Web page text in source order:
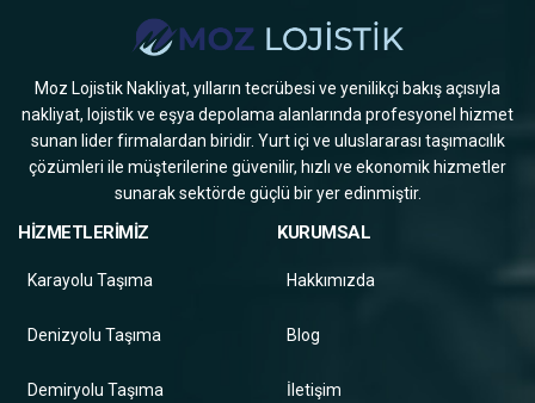
Moz Lojistik Nakliyat, yılların tecrübesi ve yenilikçi bakış açısıyla
nakliyat, lojistik ve eşya depolama alanlarında profesyonel hizmet
sunan lider firmalardan biridir. Yurt içi ve uluslararası taşımacılık
çözümleri ile müşterilerine güvenilir, hızlı ve ekonomik hizmetler
sunarak sektörde güçlü bir yer edinmiştir.
HİZMETLERİMİZ
Karayolu Taşıma
Denizyolu Taşıma
Demiryolu Taşıma
KURUMSAL
Hakkımızda
Blog
İletişim